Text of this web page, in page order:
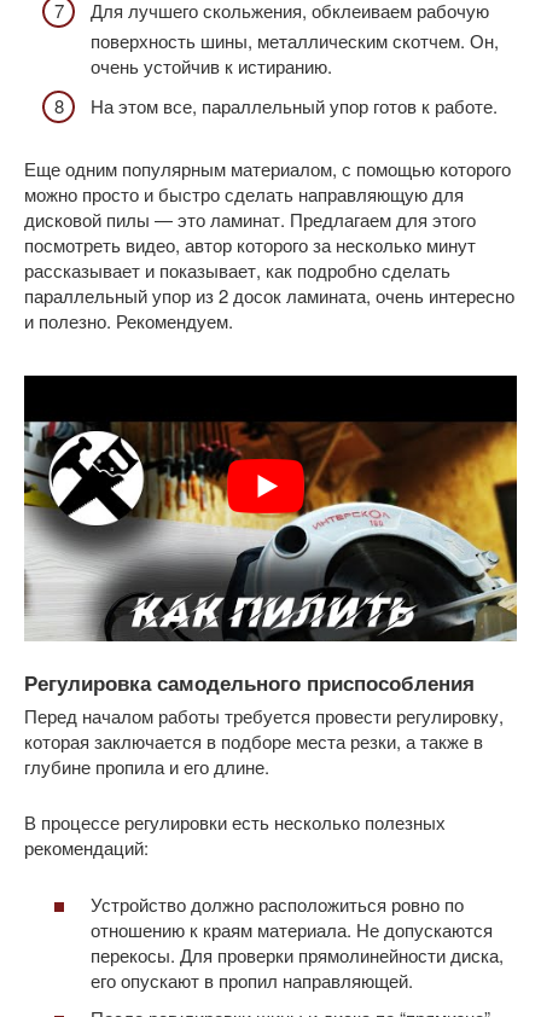
Для лучшего скольжения, обклеиваем рабочую
поверхность шины, металлическим скотчем. Он,
очень устойчив к истиранию.
На этом все, параллельный упор готов к работе.
Еще одним популярным материалом, с помощью которого
можно просто и быстро сделать направляющую для
дисковой пилы — это ламинат. Предлагаем для этого
посмотреть видео, автор которого за несколько минут
рассказывает и показывает, как подробно сделать
параллельный упор из 2 досок ламината, очень интересно
и полезно. Рекомендуем.
Регулировка самодельного приспособления
Перед началом работы требуется провести регулировку,
которая заключается в подборе места резки, а также в
глубине пропила и его длине.
В процессе регулировки есть несколько полезных
рекомендаций:
Устройство должно расположиться ровно по
отношению к краям материала. Не допускаются
перекосы. Для проверки прямолинейности диска,
его опускают в пропил направляющей.